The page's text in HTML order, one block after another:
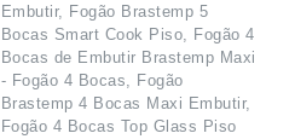
Embutir, Fogão Brastemp 5
Bocas Smart Cook Piso, Fogão 4
Bocas de Embutir Brastemp Maxi
- Fogão 4 Bocas, Fogão
Brastemp 4 Bocas Maxi Embutir,
Fogão 4 Bocas Top Glass Piso